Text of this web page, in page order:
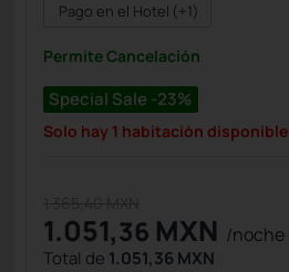
Pago en el Hotel (+1)
Special Sale -23%
Permite Cancelación
Solo hay 1 habitación disponible
1.051,36 MXN /noche
Total de 1.051,36 MXN